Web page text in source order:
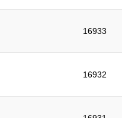
16933
16932